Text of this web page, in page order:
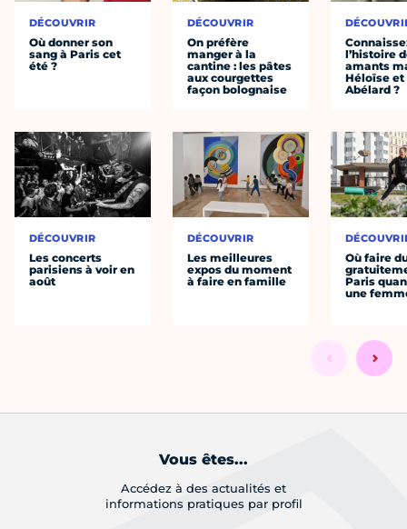
DÉCOUVRIR
Où donner son
sang à Paris cet
été ?
DÉCOUVRIR
Les concerts
parisiens à voir en
août
DÉCOUVRIR
On préfère
manger à la
cantine : les pâtes
aux courgettes
façon bolognaise
DÉCOUVRIR
Les meilleures
expos du moment
à faire en famille
l’histoire
amants
Héloïse et
Abélard ?
Où faire
Paris
une
Vous êtes...
Accédez à des actualités et
informations pratiques par profil